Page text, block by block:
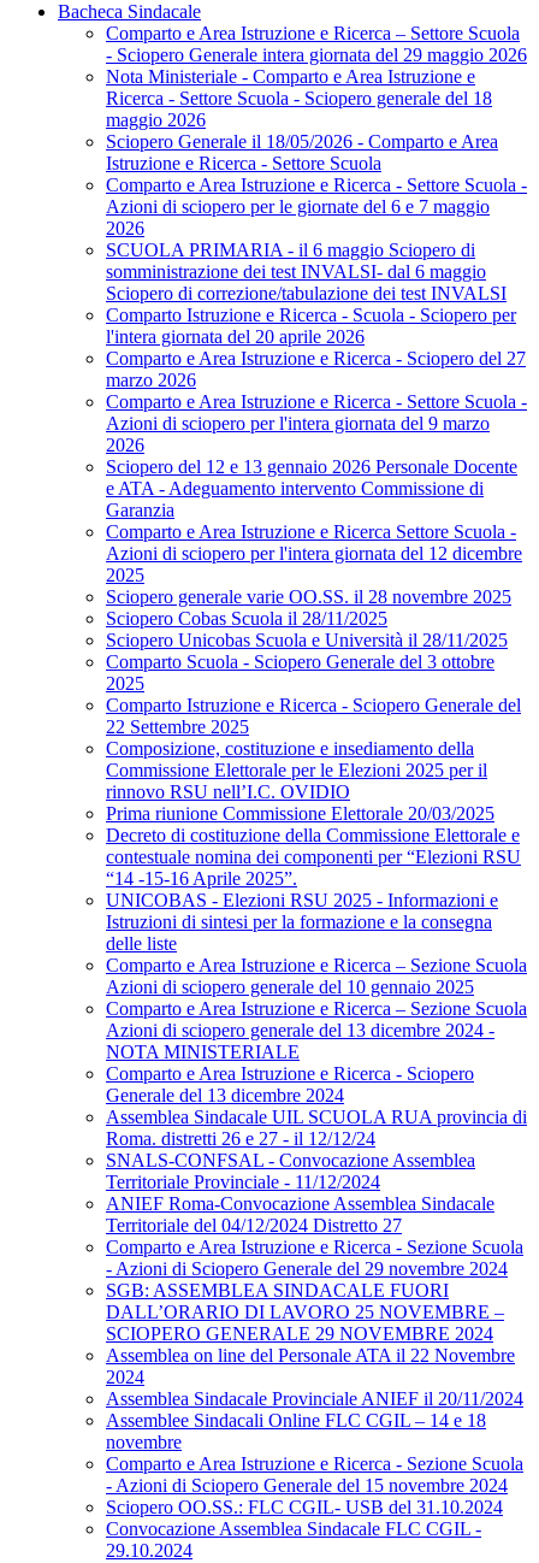
Bacheca Sindacale
Comparto e Area Istruzione e Ricerca – Settore Scuola
- Sciopero Generale intera giornata del 29 maggio 2026
Nota Ministeriale - Comparto e Area Istruzione e
Ricerca - Settore Scuola - Sciopero generale del 18
maggio 2026
Sciopero Generale il 18/05/2026 - Comparto e Area
Istruzione e Ricerca - Settore Scuola
Comparto e Area Istruzione e Ricerca - Settore Scuola -
Azioni di sciopero per le giornate del 6 e 7 maggio
2026
SCUOLA PRIMARIA - il 6 maggio Sciopero di
somministrazione dei test INVALSI- dal 6 maggio
Sciopero di correzione/tabulazione dei test INVALSI
Comparto Istruzione e Ricerca - Scuola - Sciopero per
l'intera giornata del 20 aprile 2026
Comparto e Area Istruzione e Ricerca - Sciopero del 27
marzo 2026
Comparto e Area Istruzione e Ricerca - Settore Scuola -
Azioni di sciopero per l'intera giornata del 9 marzo
2026
Sciopero del 12 e 13 gennaio 2026 Personale Docente
e ATA - Adeguamento intervento Commissione di
Garanzia
Comparto e Area Istruzione e Ricerca Settore Scuola -
Azioni di sciopero per l'intera giornata del 12 dicembre
2025
Sciopero generale varie OO.SS. il 28 novembre 2025
Sciopero Cobas Scuola il 28/11/2025
Sciopero Unicobas Scuola e Università il 28/11/2025
Comparto Scuola - Sciopero Generale del 3 ottobre
2025
Comparto Istruzione e Ricerca - Sciopero Generale del
22 Settembre 2025
Composizione, costituzione e insediamento della
Commissione Elettorale per le Elezioni 2025 per il
rinnovo RSU nell’I.C. OVIDIO
Prima riunione Commissione Elettorale 20/03/2025
Decreto di costituzione della Commissione Elettorale e
contestuale nomina dei componenti per “Elezioni RSU
“14 -15-16 Aprile 2025”.
UNICOBAS - Elezioni RSU 2025 - Informazioni e
Istruzioni di sintesi per la formazione e la consegna
delle liste
Comparto e Area Istruzione e Ricerca – Sezione Scuola
Azioni di sciopero generale del 10 gennaio 2025
Comparto e Area Istruzione e Ricerca – Sezione Scuola
Azioni di sciopero generale del 13 dicembre 2024 -
NOTA MINISTERIALE
Comparto e Area Istruzione e Ricerca - Sciopero
Generale del 13 dicembre 2024
Assemblea Sindacale UIL SCUOLA RUA provincia di
Roma. distretti 26 e 27 - il 12/12/24
SNALS-CONFSAL - Convocazione Assemblea
Territoriale Provinciale - 11/12/2024
ANIEF Roma-Convocazione Assemblea Sindacale
Territoriale del 04/12/2024 Distretto 27
Comparto e Area Istruzione e Ricerca - Sezione Scuola
- Azioni di Sciopero Generale del 29 novembre 2024
SGB: ASSEMBLEA SINDACALE FUORI
DALL’ORARIO DI LAVORO 25 NOVEMBRE –
SCIOPERO GENERALE 29 NOVEMBRE 2024
Assemblea on line del Personale ATA il 22 Novembre
2024
Assemblea Sindacale Provinciale ANIEF il 20/11/2024
Assemblee Sindacali Online FLC CGIL – 14 e 18
novembre
Comparto e Area Istruzione e Ricerca - Sezione Scuola
- Azioni di Sciopero Generale del 15 novembre 2024
Sciopero OO.SS.: FLC CGIL- USB del 31.10.2024
Convocazione Assemblea Sindacale FLC CGIL -
29.10.2024